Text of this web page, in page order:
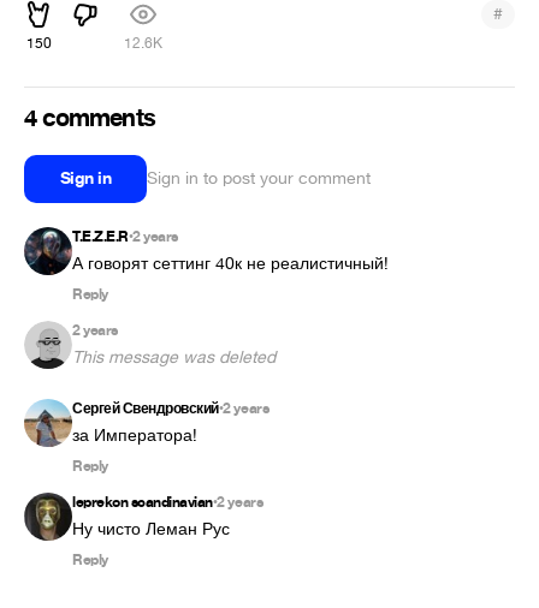
150 12.6K
#
4 comments
Sign in Sign in to post your comment
T.E.Z.E.R•2 years
А говорят сеттинг 40к не реалистичный!
Reply
2 years
This message was deleted
Сергей Свендровский•2 years
за Императора!
Reply
leprekon scandinavian•2 years
Ну чисто Леман Рус
Reply